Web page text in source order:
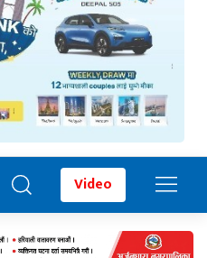
Video